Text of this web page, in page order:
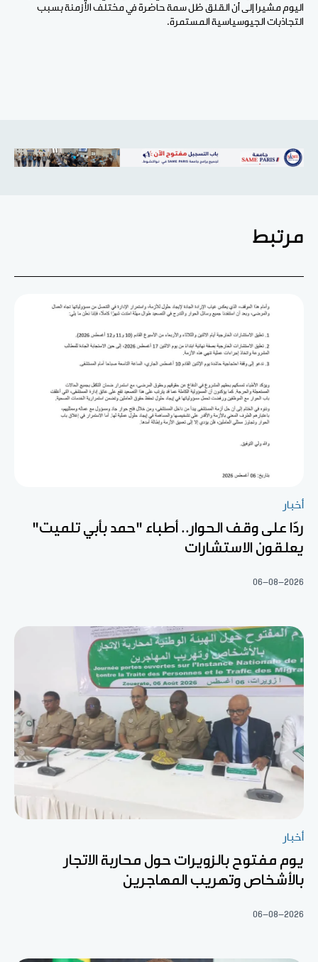
اليوم مشيرا إلى أن القلق ظل سمة حاضرة في مختلف الأزمنة بسبب
التجاذبات الجيوسياسية المستمرة.
مرتبط
أخبار
ردّا على وقف الحوار.. أطباء "حمد بأبي تلميت"
يعلقون الاستشارات
06-08-2026
أخبار
يوم مفتوح بالزويرات حول محاربة الاتجار
بالأشخاص وتهريب المهاجرين
06-08-2026